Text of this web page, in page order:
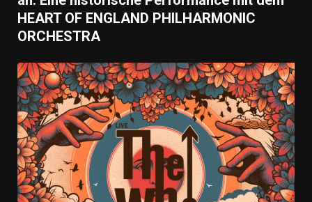
HEART OF ENGLAND PHILHARMONIC
ORCHESTRA